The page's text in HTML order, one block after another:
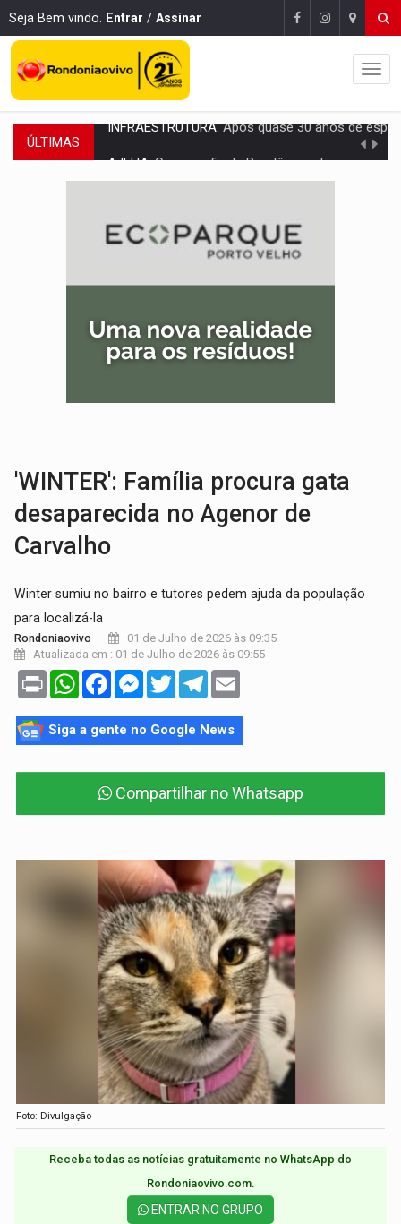
Seja Bem vindo. Entrar / Assinar
ÚLTIMAS Coreografia de Rondônia estreia na programação do Festival de
ELEIÇÕES 2026:Sgt. Mouza esclarece 'erro de digitação' em declaração de
Publicação Legal:AVISO DE LICITAÇÃO: Pregão Eletrônico Nº 12/2026
BR-364:Polícia apreende mais de uma tonelada de drogas em fundo
EMOCIONE:PRESENTES: Confira os sorteados na promoção
VOVÔ LADRÃO: Idoso é filmado furtando bicicleta na frente
'WINTER': Família procura gata
desaparecida no Agenor de
Carvalho
Winter sumiu no bairro e tutores pedem ajuda da população
para localizá-la
Rondoniaovivo
01 de Julho de 2026 às 09:35
Atualizada em : 01 de Julho de 2026 às 09:55
Print WhatsAppFacebookMessenger
TwitterTelegram
Siga a gente no Google News
Compartilhar no Whatsapp
Foto: Divulgação
Receba todas as notícias gratuitamente no WhatsApp do
Rondoniaovivo.com.​
ENTRAR NO GRUPO